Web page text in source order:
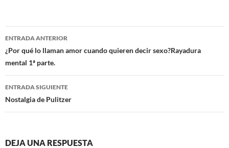
o
o
e
r
Navegación
de
entradas
ENTRADA ANTERIOR
¿Por qué lo llaman amor cuando quieren decir sexo?Rayadura
mental 1ª parte.
ENTRADA SIGUIENTE
Nostalgia de Pulitzer
DEJA UNA RESPUESTA